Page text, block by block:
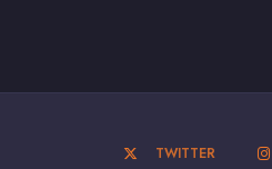
TWITTER